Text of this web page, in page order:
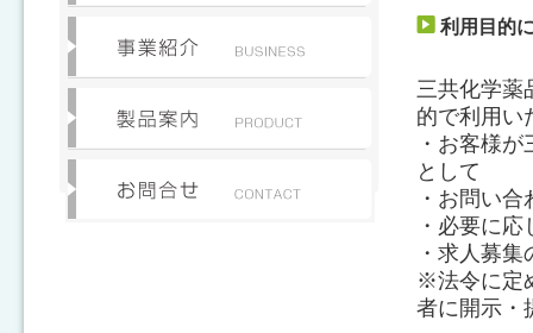
利用目的
三共化学薬
的で利用い
・お客様
として
・お問い
・必要に
・求人募
※法令に定
者に開示・